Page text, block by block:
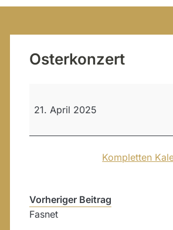
Osterkonzert
21. April 2025
Kompletten
Vorheriger Beitrag
Fasnet